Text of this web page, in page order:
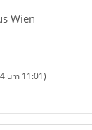
Wien
um 11:01)